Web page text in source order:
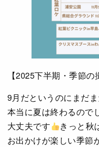
【2025下半期・季節の
9月だというのにまだ
本当に夏は終わるので
大丈夫です
きっと秋
お出かけが楽しい季節